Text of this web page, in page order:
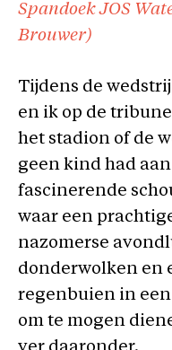
Spandoek JOS
Brouwer)
Tijdens de
en ik op de
het stadion of de
geen kind had
fascinerende
waar een
nazomerse
donderwolken en
regenbuien in
om te mogen